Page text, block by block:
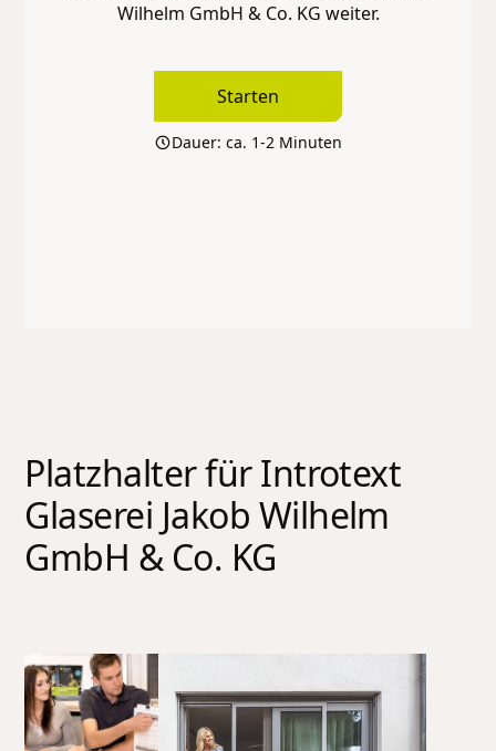
Wilhelm GmbH & Co. KG weiter.
Starten
Dauer: ca. 1-2 Minuten
Platzhalter für Introtext
Glaserei Jakob Wilhelm
GmbH & Co. KG